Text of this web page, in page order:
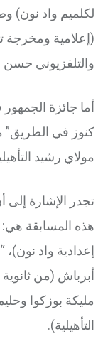
لكلميم واد نون)
(إعلامية ومخرجة
والتلفزيوني
أما جائزة
كنوز في الطريق”
مولاي رشيد
تجدر الإشارة إلى
هذه المسابقة هي:
إعدادية واد
أبرباش (من ثانوية
مليكة بوزكوا
التأهيلية).